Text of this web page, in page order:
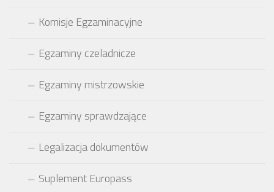
Komisje Egzaminacyjne
Egzaminy czeladnicze
Egzaminy mistrzowskie
Egzaminy sprawdzające
Legalizacja dokumentów
Suplement Europass